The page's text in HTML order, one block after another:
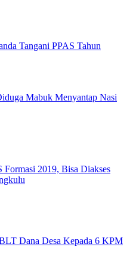
Tangani PPAS Tahun
Mabuk Menyantap Nasi
2019, Bisa Diakses
Dana Desa Kepada 6 KPM